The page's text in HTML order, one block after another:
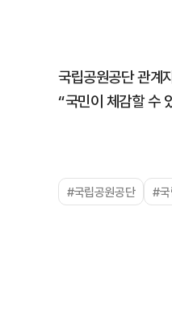
국립공원공단 관계
“국민이 체감할 수
#국립공원공단 #국